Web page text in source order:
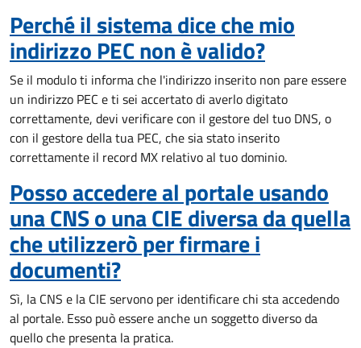
Perché il sistema dice che mio
indirizzo PEC non è valido?
Se il modulo ti informa che l'indirizzo inserito non pare essere
un indirizzo PEC e ti sei accertato di averlo digitato
correttamente, devi verificare con il gestore del tuo DNS, o
con il gestore della tua PEC, che sia stato inserito
correttamente il record MX relativo al tuo dominio.
Posso accedere al portale usando
una CNS o una CIE diversa da quella
che utilizzerò per firmare i
documenti?
Sì, la CNS e la CIE servono per identificare chi sta accedendo
al portale. Esso può essere anche un soggetto diverso da
quello che presenta la pratica.